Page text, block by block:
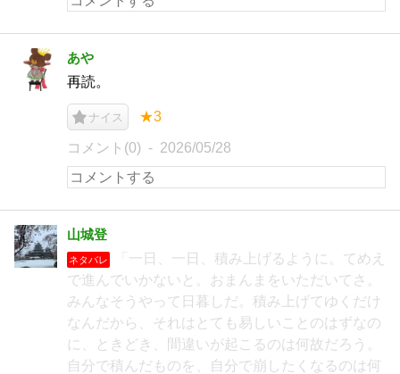
あや
再読。
ナイス ★3
コメント(0) 2026/05/28
山城登
ネタバレ
「一日、一日、積み上げるように。てめえ
で進んでいかないと。おまんまをいただいてさ。
みんなそうやって日暮しだ。積み上げてゆくだけ
なんだから、それはとても易しいことのはずなの
に、ときどき、間違いが起こるのは何故だろう。
自分で積んだものを、自分で崩したくなるのは何